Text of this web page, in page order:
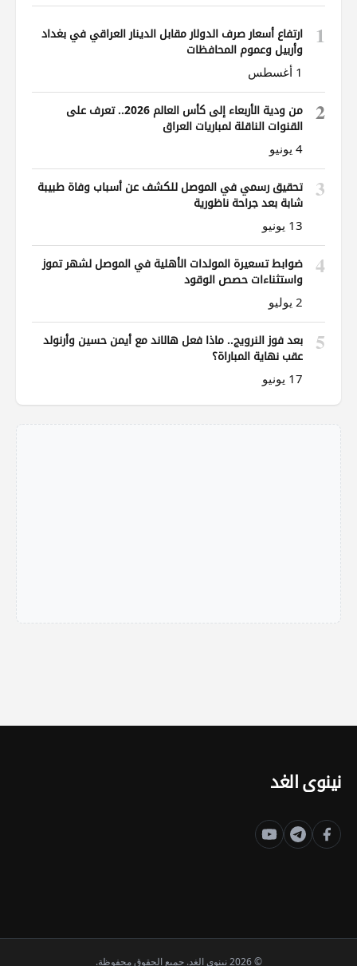
1
ارتفاع أسعار صرف الدولار مقابل الدينار العراقي في بغداد
وأربيل وعموم المحافظات
1 أغسطس
2
من ودية الأربعاء إلى كأس العالم 2026.. تعرف على
القنوات الناقلة لمباريات العراق
4 يونيو
3
تحقيق رسمي في الموصل للكشف عن أسباب وفاة طبيبة
شابة بعد جراحة ناظورية
13 يونيو
4
ضوابط تسعيرة المولدات الأهلية في الموصل لشهر تموز
واستثناءات حصص الوقود
2 يوليو
5
بعد فوز النرويج.. ماذا فعل هالاند مع أيمن حسين وأرنولد
عقب نهاية المباراة؟
17 يونيو
نينوى الغد
© 2026 نينوى الغد. جميع الحقوق محفوظة.